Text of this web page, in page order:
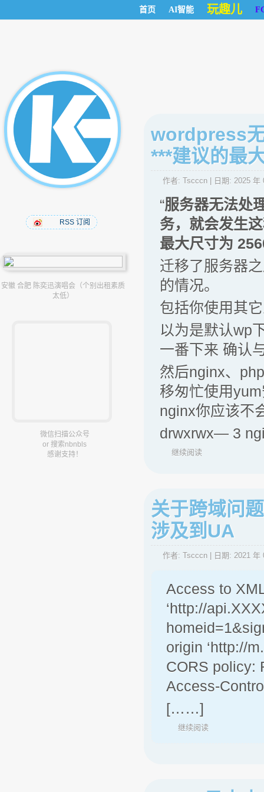
首页 AI智能 玩趣儿
RSS 订阅
安徽 合肥 陈奕迅演唱会（个别出租素质
太低）
微信扫描公众号
or 搜索nbnbls
感谢支持！
wordpress
***建议的最
作者: Tscccn | 日期: 2025 年
“服务器无法处
务，就会发生
最大尺寸为
迁移了服务器
的情况。
包括你使用其
以为是默认wp
一番下来 确认
然后nginx、
移匆忙使用
nginx你应该不
drwxrwx— 3
继续阅读
关于跨域问
涉及到UA
作者: Tscccn | 日期: 2021 年
Access to
‘http://
origin ‘http://
CORS policy:
Access-
[……]
继续阅读